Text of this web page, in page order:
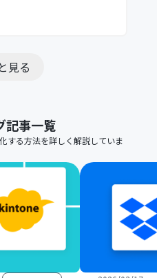
見る
記事一覧
する方法を詳しく解説していま